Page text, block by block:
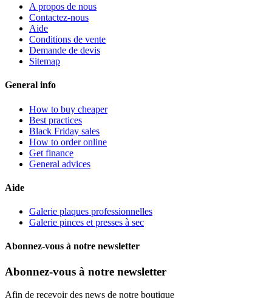
A propos de nous
Contactez-nous
Aide
Conditions de vente
Demande de devis
Sitemap
General info
How to buy cheaper
Best practices
Black Friday sales
How to order online
Get finance
General advices
Aide
Galerie plaques professionnelles
Galerie pinces et presses à sec
Abonnez-vous à notre newsletter
Abonnez-vous à notre newsletter
Afin de recevoir des news de notre boutique